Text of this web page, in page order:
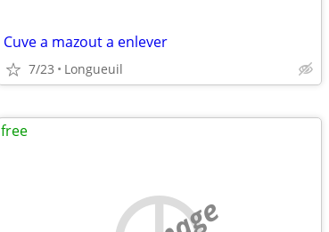
Cuve a mazout a enlever
7/23 Longueuil
free